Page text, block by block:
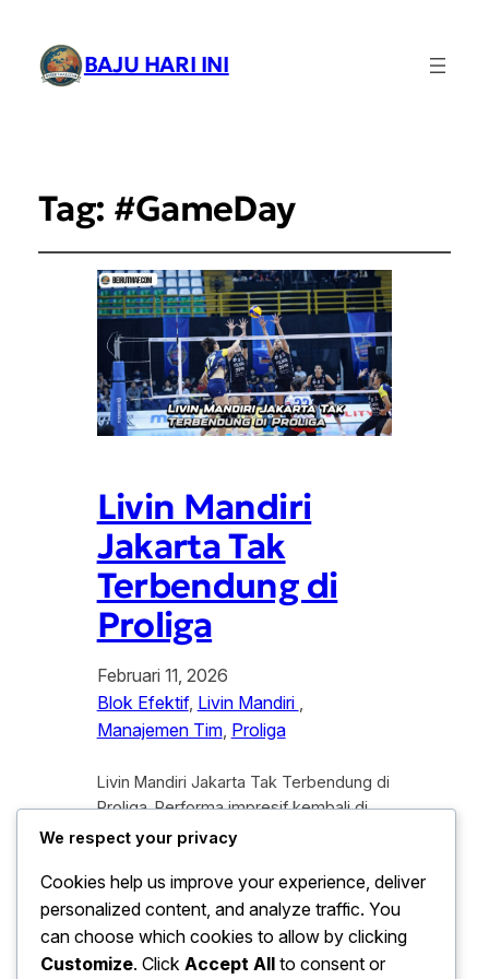
BAJU HARI INI
Tag: #GameDay
Livin Mandiri
Jakarta Tak
Terbendung di
Proliga
Februari 11, 2026
Blok Efektif, Livin Mandiri
Manajemen Tim, Proliga
Livin Mandiri Jakarta Tak Terbendung di
Proliga. Performa impresif kembali di
tunjukkan Livin Mandiri Jakarta di ajang
pertama di gelar, tim voli putri tersebut
tampil konsisten dan sulit di hentikan
oleh para pesaingnya. Livin Mandiri
Jakarta tak terbendung di Proliga
We respect your privacy
Cookies help us improve your experience, deliver
personalized content, and analyze traffic. You
can choose which cookies to allow by clicking
Customize. Click Accept All to consent or